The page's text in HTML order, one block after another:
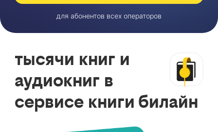
для абонентов всех операторов
тысячи книг и
аудиокниг в
сервисе книги билайн